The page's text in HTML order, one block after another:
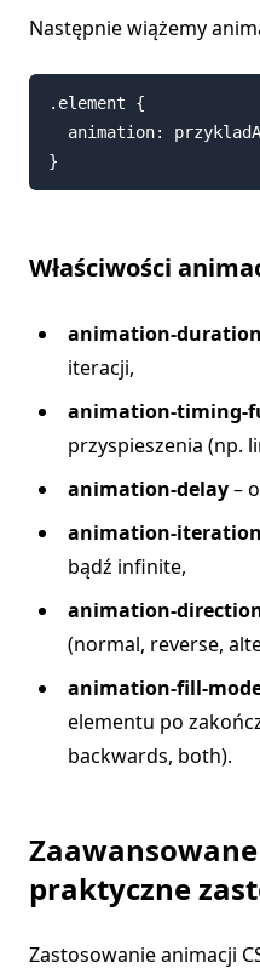
Następnie wiążemy
.element {
animation:
Właściwości
animation-duration
iteracji,
animation-timing-
przyspieszenia (np.
animation-delay–
animation-
bądź infinite,
animation-
(normal, reverse,
animation-fill-
elementu po
backwards, both).
praktyczne
Zastosowanie animacji